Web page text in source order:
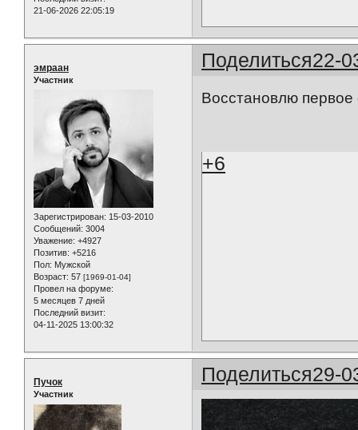
21-06-2026 22:05:19
Поделиться22-
эмраан
Участник
Зарегистрирован: 15-03-2010
Сообщений: 3004
Уважение: +4927
Позитив: +5216
Пол: Мужской
Возраст: 57 [1969-01-04]
Провел на форуме:
5 месяцев 7 дней
Последний визит:
04-11-2025 13:00:32
Восстановлю
+6
Поделиться29-
Пучок
Участник